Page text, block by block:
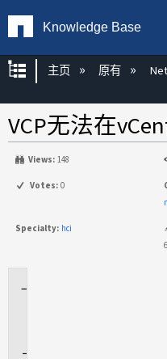
Knowledge Base
扩展/隐缩全局层
主页 原有
VCP无法在
Views: 148
Votes: 0
Specialty: hci